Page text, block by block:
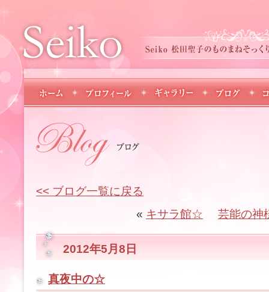
<< ブログ一覧に戻る
« キサラ館☆ 芸能の
2012年5月8日
真夜中の☆